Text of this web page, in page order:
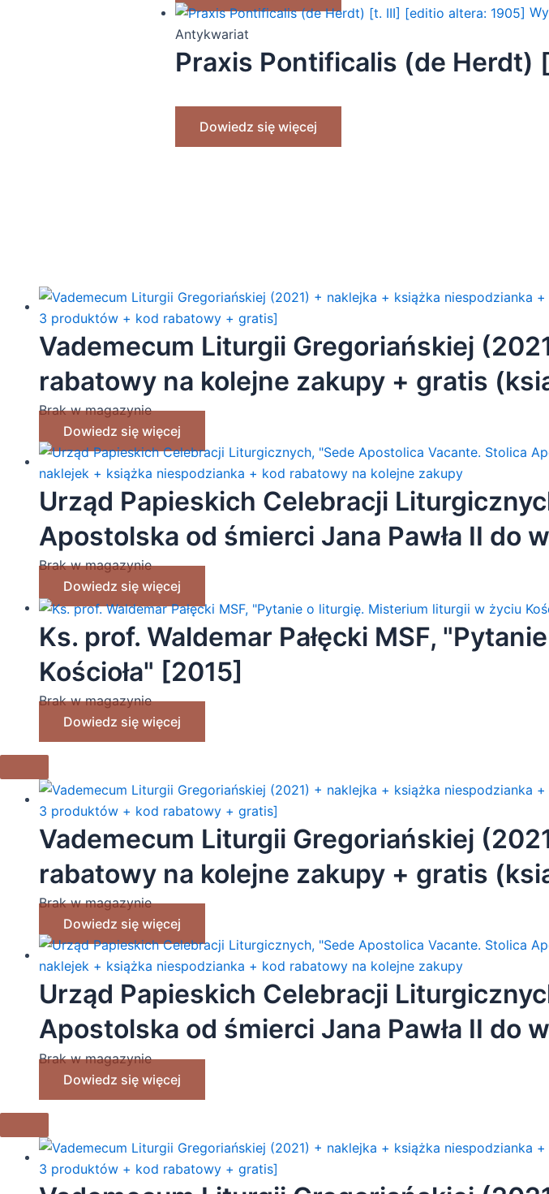
Antykwariat
Praxis Pontificalis (de Herdt)
Dowiedz się więcej
Vademecum Liturgii Gregoriańskiej
rabatowy na kolejne zakupy + gratis
produktów + kod rabatowy + gratis]
Brak w magazynie
Dowiedz się więcej
Urząd Papieskich Celebracji
Apostolska od śmierci Jana Pawła II
naklejek + książka niespodzianka + kod
Brak w magazynie
Dowiedz się więcej
Ks. prof. Waldemar Pałęcki MSF,
Kościoła" [2015]
Brak w magazynie
Dowiedz się więcej
Vademecum Liturgii Gregoriańskiej
rabatowy na kolejne zakupy + gratis
produktów + kod rabatowy + gratis]
Brak w magazynie
Dowiedz się więcej
Urząd Papieskich Celebracji
Apostolska od śmierci Jana Pawła II
naklejek + książka niespodzianka + kod
Brak w magazynie
Dowiedz się więcej